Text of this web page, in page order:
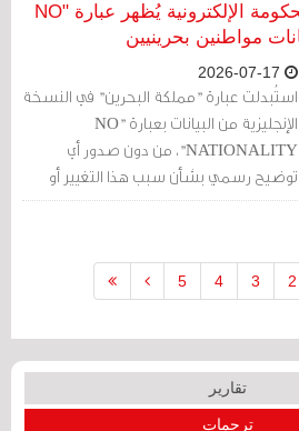
"لا جنسية له".. موقع الحكومة الإلكترونية يُظهر عبارة "NO
استُبدلت عبارة "مملكة البحرين" في النسخة
الإنجليزية من البيانات بعبارة "NO
NATIONALITY"، من دون صدور أي
توضيح رسمي بشأن سبب هذا التغيير أو
نطاق تطبيقه أو دلالاته
2
3
4
5
تقارير
ترجمات